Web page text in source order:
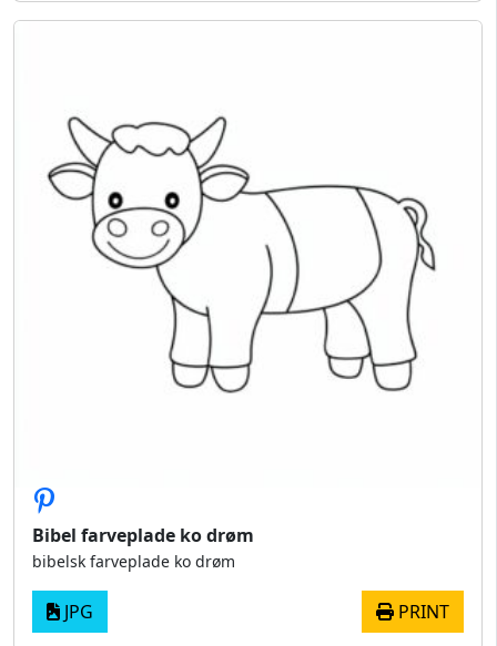
Bibel farveplade ko drøm
bibelsk farveplade ko drøm
JPG PRINT